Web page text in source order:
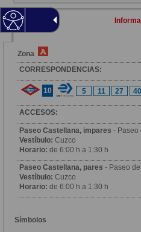
Zona
CORRESPONDENCIAS:
10 5 11 27 40
ACCESOS:
Paseo Castellana, impares - Paseo
Vestíbulo: Cuzco
Horario: de 6:00 h a 1:30 h
Paseo Castellana, pares - Paseo
Vestíbulo: Cuzco
Horario: de 6:00 h a 1:30 h
Símbolos